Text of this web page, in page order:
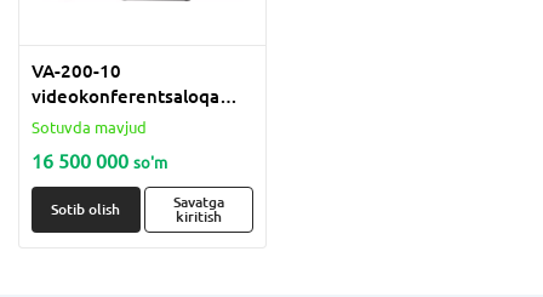
VA-200-10
videokonferentsaloqa
to'plami
Sotuvda mavjud
16 500 000 so'm
Sotib olish
Savatga
kiritish